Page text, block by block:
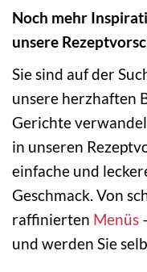
Noch mehr
unsere
Sie sind auf der
unsere herzhaften
Gerichte
in unseren
einfache und
Geschmack. Von
raffinierten Menüs
und werden Sie